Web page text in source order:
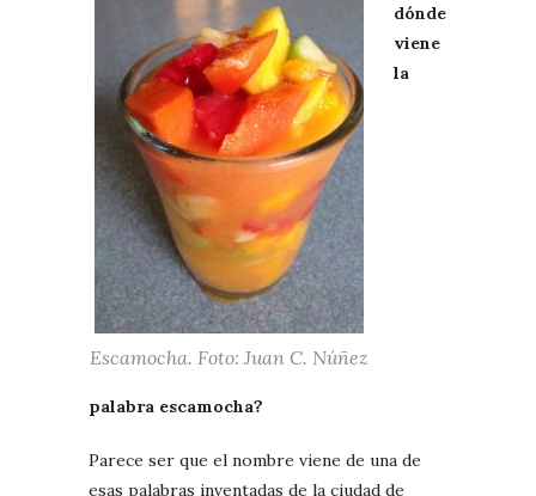
Escamocha. Foto: Juan C. Núñez
dónde
viene
la
palabra escamocha?
Parece ser que el nombre viene de una de
esas palabras inventadas de la ciudad de